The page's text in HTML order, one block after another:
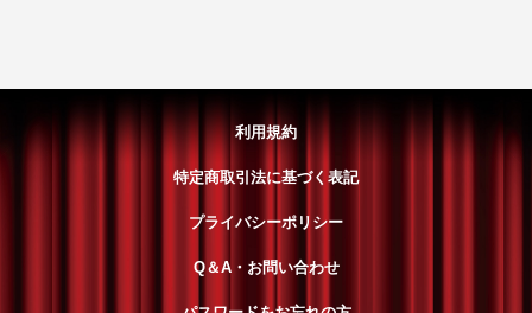
利用規約
特定商取引法に基づく表記
プライバシーポリシー
Q＆A・お問い合わせ